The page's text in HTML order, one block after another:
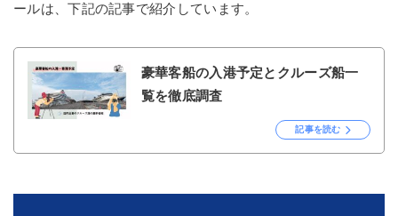
ールは、下記の記事で紹介しています。
豪華客船の入港予定とクルーズ船一
覧を徹底調査
記事を読む